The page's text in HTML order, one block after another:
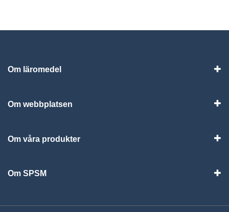
Om läromedel
Om webbplatsen
Om våra produkter
Om SPSM